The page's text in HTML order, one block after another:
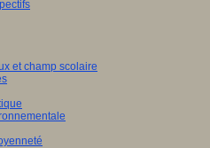
et champ scolaire